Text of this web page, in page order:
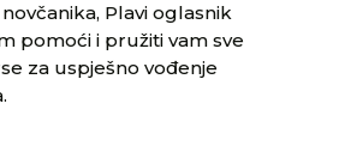
Plavi oglasnik
pomoći i pružiti vam sve
za uspješno vođenje